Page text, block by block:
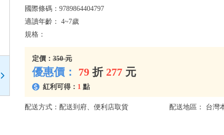
國際條碼： 9789864404797
適讀年齡： 4~7歲
規格：
定價： 350 元
優惠價： 79 折 277 元
紅利可得： 1 點
配送方式：配送到府、便利店取貨 配送地區： 台灣